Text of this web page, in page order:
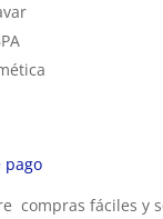
pago
compras fáciles y